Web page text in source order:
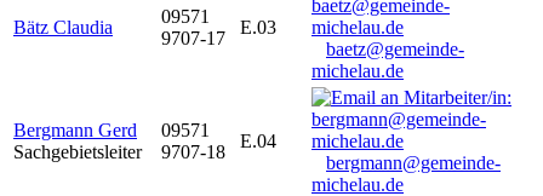
Bätz Claudia
09571
9707-17
E.03
baetz@gemeinde-
michelau.de
Bergmann Gerd
Sachgebietsleiter
09571
9707-18
E.04
bergmann@gemeinde-
michelau.de